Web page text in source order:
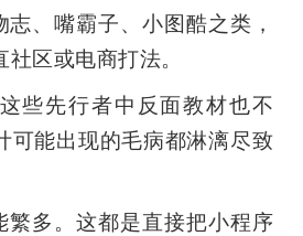
、嘴霸子、小图酷之类，
区或电商打法。
些先行者中反面教材也不
可能出现的毛病都淋漓尽致
繁多。这都是直接把小程序